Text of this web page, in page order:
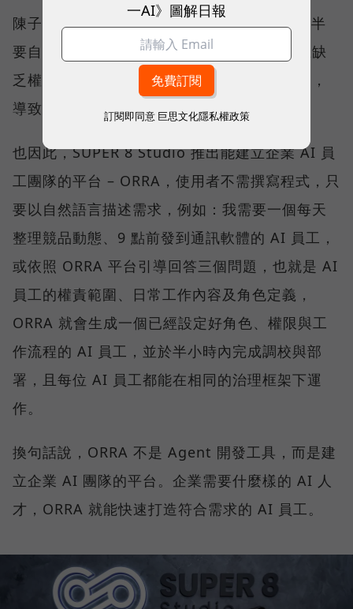
陳子龍觀察，市面上的 AI Agent 開發工具多半
要自行寫程式、設計工作流程或串接 API，且缺
乏權限管理、流程控管與稽核追蹤等治理機制，
導致企業無法大規模部署。
也因此，SUPER 8 Studio 推出能建立企業 AI 員
工團隊的平台 – ORRA，使用者不需撰寫程式，只
要以自然語言描述需求，例如：我需要一個每天
整理競品動態、9 點前發到通訊軟體的 AI 員工，
或依照 ORRA 平台引導回答三個問題，也就是 AI
員工的權責範圍、日常工作內容及角色定義，
ORRA 就會生成一個已經設定好角色、權限與工
作流程的 AI 員工，並於半小時內完成調校與部
署，且每位 AI 員工都能在相同的治理框架下運
作。
換句話說，ORRA 不是 Agent 開發工具，而是建
立企業 AI 團隊的平台。企業需要什麼樣的 AI 人
才，ORRA 就能快速打造符合需求的 AI 員工。
一AI》圖解日報
訂閱即同意 巨思文化隱私權政策